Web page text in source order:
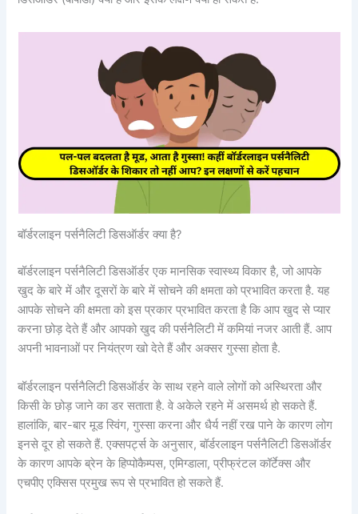
बॉर्डरलाइन पर्सनैलिटी डिसऑर्डर क्या है?
बॉर्डरलाइन पर्सनैलिटी डिसऑर्डर एक मानसिक स्वास्थ्य विकार है, जो आपके
खुद के बारे में और दूसरों के बारे में सोचने की क्षमता को प्रभावित करता है. यह
आपके सोचने की क्षमता को इस प्रकार प्रभावित करता है कि आप खुद से प्यार
करना छोड़ देते हैं और आपको खुद की पर्सनैलिटी में कमियां नजर आती हैं. आप
अपनी भावनाओं पर नियंत्रण खो देते हैं और अक्सर गुस्सा होता है.
बॉर्डरलाइन पर्सनैलिटी डिसऑर्डर के साथ रहने वाले लोगों को अस्थिरता और
किसी के छोड़ जाने का डर सताता है. वे अकेले रहने में असमर्थ हो सकते हैं.
हालांकि, बार-बार मूड स्विंग, गुस्सा करना और धैर्य नहीं रख पाने के कारण लोग
इनसे दूर हो सकते हैं. एक्सपर्ट्स के अनुसार, बॉर्डरलाइन पर्सनैलिटी डिसऑर्डर
के कारण आपके ब्रेन के हिप्पोकैम्पस, एमिग्डाला, प्रीफ्रंटल कॉर्टेक्स और
एचपीए एक्सिस प्रमुख रूप से प्रभावित हो सकते हैं.